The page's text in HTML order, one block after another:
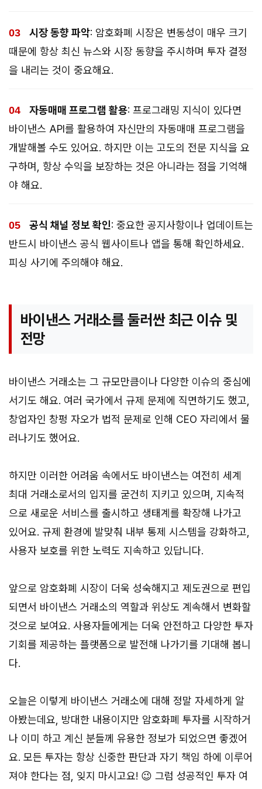
시장 동향 파악: 암호화폐 시장은 변동성이 매우 크기
때문에 항상 최신 뉴스와 시장 동향을 주시하며 투자 결정
을 내리는 것이 중요해요.
자동매매 프로그램 활용: 프로그래밍 지식이 있다면
바이낸스 API를 활용하여 자신만의 자동매매 프로그램을
개발해볼 수도 있어요. 하지만 이는 고도의 전문 지식을 요
구하며, 항상 수익을 보장하는 것은 아니라는 점을 기억해
야 해요.
공식 채널 정보 확인: 중요한 공지사항이나 업데이트는
반드시 바이낸스 공식 웹사이트나 앱을 통해 확인하세요.
피싱 사기에 주의해야 해요.
바이낸스 거래소를 둘러싼 최근 이슈 및
전망
바이낸스 거래소는 그 규모만큼이나 다양한 이슈의 중심에
서기도 해요. 여러 국가에서 규제 문제에 직면하기도 했고,
창업자인 창펑 자오가 법적 문제로 인해 CEO 자리에서 물
러나기도 했어요.
하지만 이러한 어려움 속에서도 바이낸스는 여전히 세계
최대 거래소로서의 입지를 굳건히 지키고 있으며, 지속적
으로 새로운 서비스를 출시하고 생태계를 확장해 나가고
있어요. 규제 환경에 발맞춰 내부 통제 시스템을 강화하고,
사용자 보호를 위한 노력도 지속하고 있답니다.
앞으로 암호화폐 시장이 더욱 성숙해지고 제도권으로 편입
되면서 바이낸스 거래소의 역할과 위상도 계속해서 변화할
것으로 보여요. 사용자들에게는 더욱 안전하고 다양한 투자
기회를 제공하는 플랫폼으로 발전해 나가기를 기대해 봅니
다.
오늘은 이렇게 바이낸스 거래소에 대해 정말 자세하게 알
아봤는데요, 방대한 내용이지만 암호화폐 투자를 시작하거
나 이미 하고 계신 분들께 유용한 정보가 되었으면 좋겠어
요. 모든 투자는 항상 신중한 판단과 자기 책임 하에 이루어
져야 한다는 점, 잊지 마시고요! 😉 그럼 성공적인 투자 여